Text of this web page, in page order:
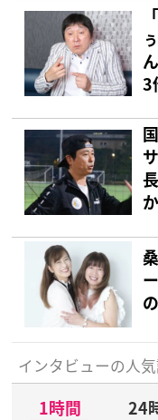
3
インタビューの人
1時間 24